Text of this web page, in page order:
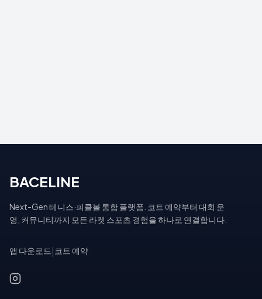
BACELINE
Next-Gen 테니스·피클볼 통합 플랫폼. 코트 예약부터 대회 운
영, 커뮤니티까지 모든 라켓 스포츠 경험을 하나로 연결합니다.
앱 다운로드 코트 예약